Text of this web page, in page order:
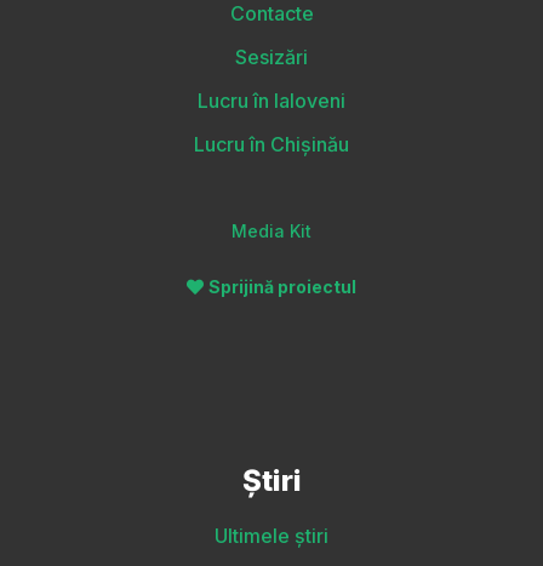
Contacte
Sesizări
Lucru în Ialoveni
Lucru în Chișinău
Media Kit
Sprijină proiectul
Știri
Ultimele știri